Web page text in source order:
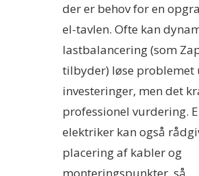
der er behov for en
el-tavlen. Ofte kan
lastbalancering (som
tilbyder) løse problemet
investeringer, men det
professionel vurdering.
elektriker kan også
placering af kabler og